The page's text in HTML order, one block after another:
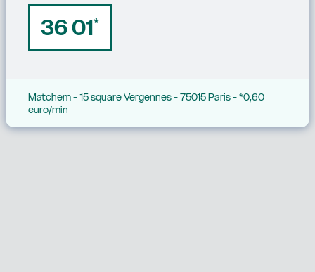
36 01*
Matchem - 15 square Vergennes - 75015 Paris - *0,60
euro/min